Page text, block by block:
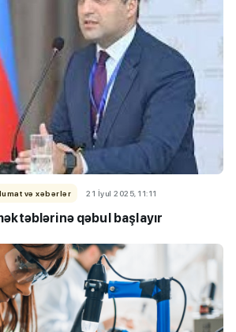
və xəbərlər 21 İyul 2025, 11:11
qəbul başlayır